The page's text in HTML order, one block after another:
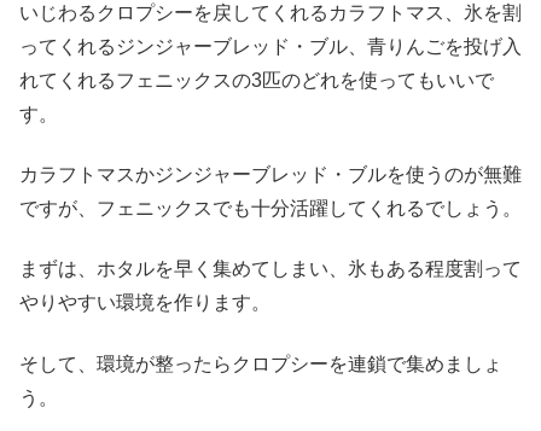
いじわるクロプシーを戻してくれるカラフトマス、氷を割
ってくれるジンジャーブレッド・ブル、青りんごを投げ入
れてくれるフェニックスの3匹のどれを使ってもいいで
す。
カラフトマスかジンジャーブレッド・ブルを使うのが無難
ですが、フェニックスでも十分活躍してくれるでしょう。
まずは、ホタルを早く集めてしまい、氷もある程度割って
やりやすい環境を作ります。
そして、環境が整ったらクロプシーを連鎖で集めましょ
う。